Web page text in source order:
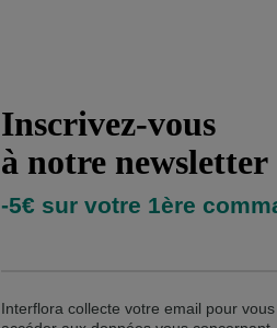
INSCRIPTION À
Inscrivez-vous
à notre newsletter
-5€ sur votre 1ère
Interflora collecte votre email pour